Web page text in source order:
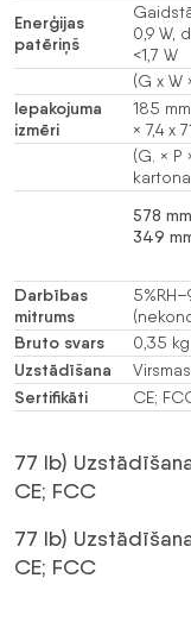
Enerģijas
patēriņš
0,9 W,
<1,7 W
(G x W
Iepakojuma
izmēri
185
× 7,4 x
(G. × P
578
349
Darbības
mitrums
Bruto svars 0,35
Uzstādīšana
Sertifikāti CE;
77 lb)
CE; FCC
77 lb)
CE; FCC